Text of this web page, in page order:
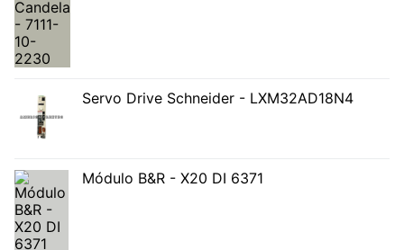
Servo Drive Schneider - LXM32AD18N4
Módulo B&R - X20 DI 6371